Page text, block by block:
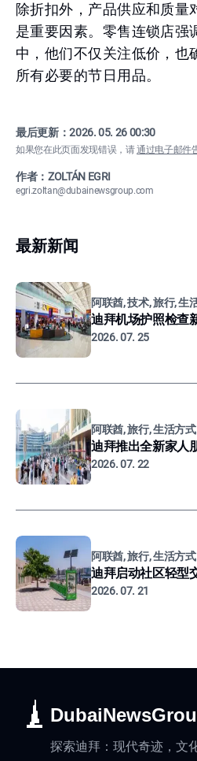
除折扣外，产品供应和质量
是重要因素。零售连锁店强
中，他们不仅关注低价，也
所有必要的节日用品。
最后更新：2026. 05. 26 00:30
如果您在此页面发现错误，请通过电子邮件
作者：ZOLTÁN EGRI
egri.zoltan@dubainewsgroup.com
最新新闻
阿联酋, 技术, 旅行, 生
迪拜机场护照检查
2026. 07. 25
阿联酋, 旅行, 生活方式
迪拜推出全新家人
2026. 07. 22
阿联酋, 旅行, 生活方式
迪拜启动社区轻型
2026. 07. 21
探索迪拜：现代奇迹，文